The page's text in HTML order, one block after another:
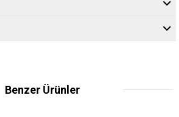
Benzer Ürünler